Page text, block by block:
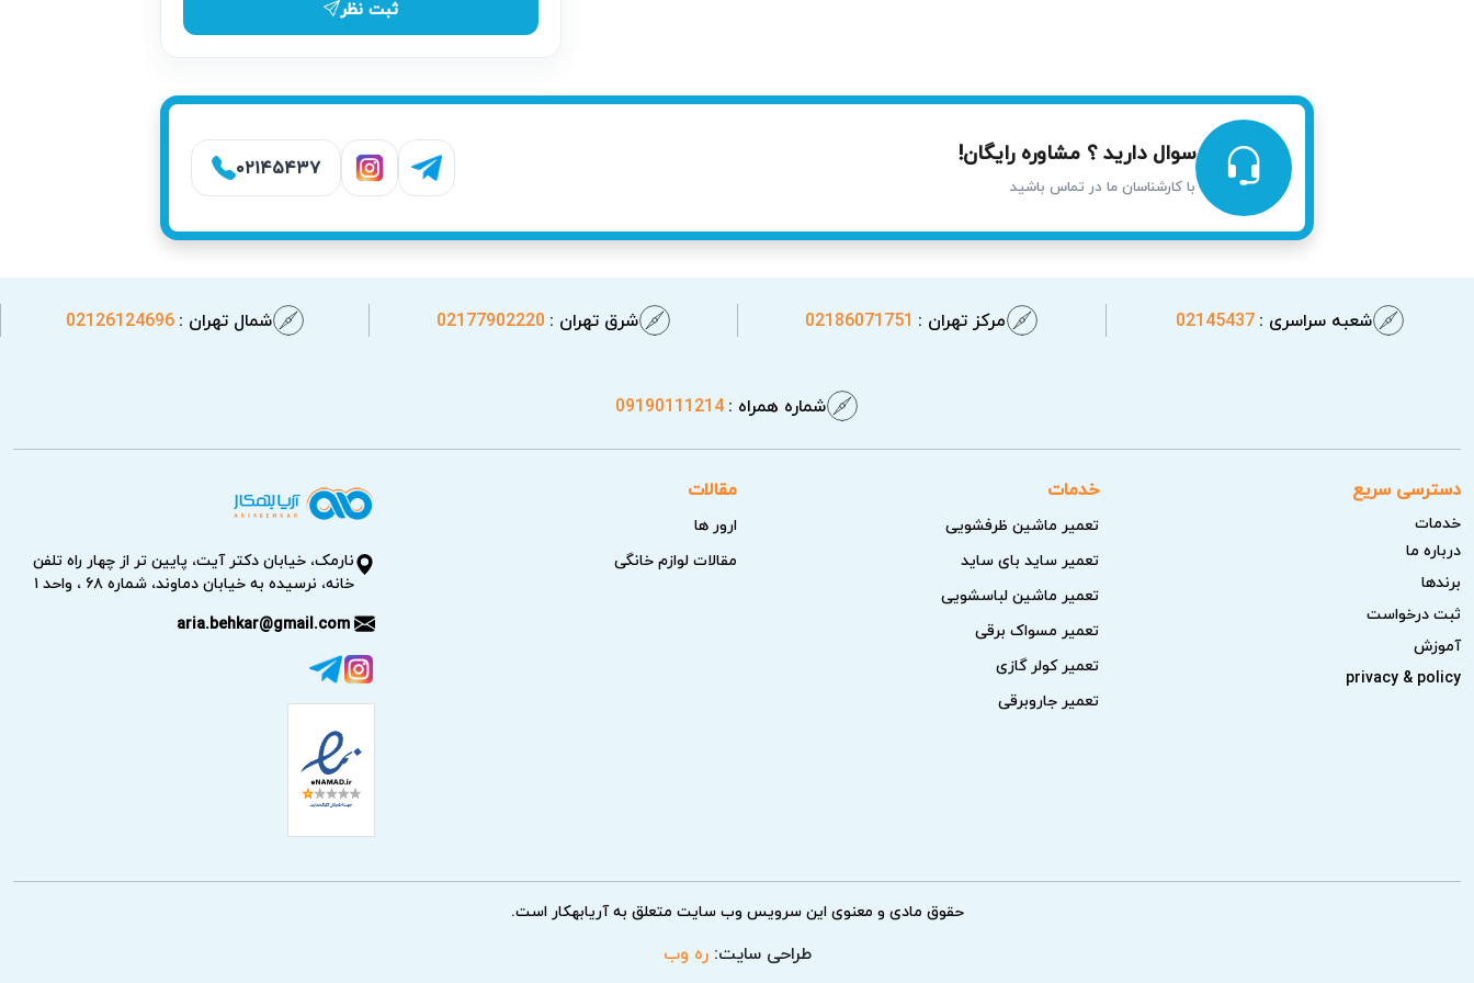
در تعمیر لوازم خانگی کنوود توجه به مشکلاتی همچون نشتی آب، گاز یا نشت جریان برق حیاتی است. در صورت عدم توجه به این موارد، خطرات جبران‌ناپذیری
مانند آتش‌سوزی یا برق‌گرفتگی به وجود می‌آید. تعمیرکار لوازم خانگی کنوود در آریابهکار این مشکلات را با دقت و تخصص خود رفع کرده و سلامت محیط شما را
تضمین می‌کند.
نکات مهم قبل از درخواست تعمیر لوازم خانگی کنوود
قبل از تماس با نمایندگی تعمیرات لوازم خانگی کنوود، بهتر است چند مورد ساده را بررسی کنید که اغلب مشکلات را حل می‌کنند یا دست‌کم به شما در تشخیص
مطمئن شوید دستگاه به درستی نصب شده، فضای کافی برای تهویه دارد و روی سطح تراز قرار گرفته است.
ثبت نظر
سوال دارید ؟ مشاوره رایگان!
با کارشناسان ما در تماس باشید
۰۲۱۴۵۴۳۷
شعبه سراسری :02145437 مرکز تهران : 02186071751 شرق تهران : 02177902220 شمال تهران :02126124696
شماره همراه :09190111214
دسترسی سریع
خدمات
درباره ما
برندها
ثبت درخواست
آموزش
privacy & policy
خدمات
تعمیر ماشین ظرفشویی
تعمیر ساید بای ساید
تعمیر ماشین لباسشویی
تعمیر مسواک برقی
تعمیر کولر گازی
تعمیر جاروبرقی
مقالات
ارور ها
مقالات لوازم خانگی
نارمک، خیابان دکتر آیت، پایین تر از چهار راه تلفن
خانه، نرسیده به خیابان دماوند، شماره ۶۸ ، واحد ۱
aria.behkar@gmail.com
حقوق مادی و معنوی این سرویس وب سایت متعلق به آریابهکار است.
طراحی سایت:ره وب